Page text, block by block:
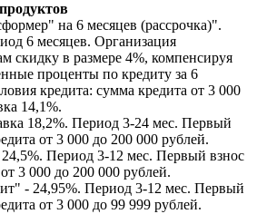
на 6 месяцев (рассрочка)".
6 месяцев. Организация
скидку в размере 4%, компенсируя
проценты по кредиту за 6
кредита: сумма кредита от 3 000
14,1%.
18,2%. Период 3-24 мес. Первый
от 3 000 до 200 000 рублей.
Период 3-12 мес. Первый взнос
3 000 до 200 000 рублей.
- 24,95%. Период 3-12 мес. Первый
от 3 000 до 99 999 рублей.